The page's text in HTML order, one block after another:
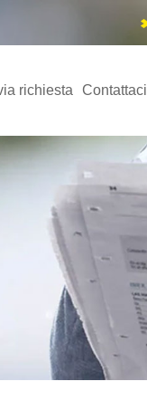
richiesta Contattaci